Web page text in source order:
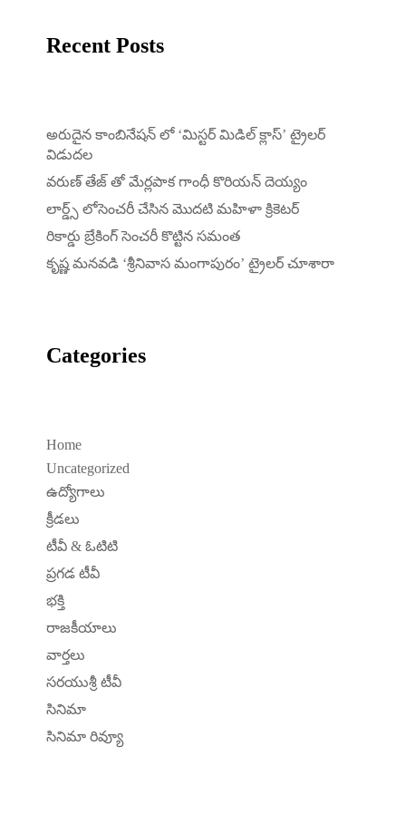
Recent Posts
అరుదైన కాంబినేషన్ లో ‘మిస్టర్ మిడిల్ క్లాస్’ ట్రైలర్
విడుదల
వరుణ్ తేజ్ తో మేర్లపాక గాంధీ కొరియన్ దెయ్యం
లార్డ్స్ లోసెంచరీ చేసిన మొదటి మహిళా క్రికెటర్
రికార్డు బ్రేకింగ్ సెంచరీ కొట్టిన సమంత
కృష్ణ మనవడి ‘శ్రీనివాస మంగాపురం’ ట్రైలర్ చూశారా
Categories
Home
Uncategorized
ఉద్యోగాలు
క్రీడలు
టీవీ & ఓటిటి
ప్రగడ టీవీ
భక్తి
రాజకీయాలు
వార్తలు
సరయుశ్రీ టీవీ
సినిమా
సినిమా రివ్యూ